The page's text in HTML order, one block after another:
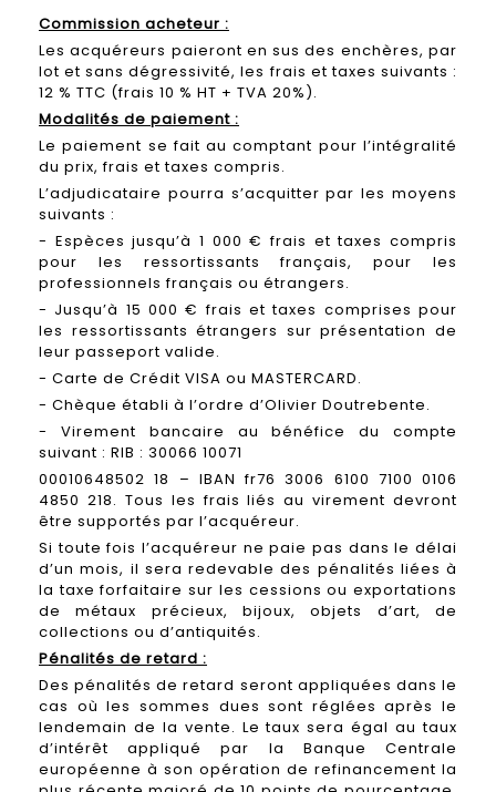
Commission acheteur :
Les acquéreurs paieront en sus des enchères, par
lot et sans dégressivité, les frais et taxes suivants :
12 % TTC (frais 10 % HT + TVA 20%).
Modalités de paiement :
Le paiement se fait au comptant pour l’intégralité
du prix, frais et taxes compris.
L’adjudicataire pourra s’acquitter par les moyens
suivants :
- Espèces jusqu’à 1 000 € frais et taxes compris
pour les ressortissants français, pour les
professionnels français ou étrangers.
- Jusqu’à 15 000 € frais et taxes comprises pour
les ressortissants étrangers sur présentation de
leur passeport valide.
- Carte de Crédit VISA ou MASTERCARD.
- Chèque établi à l’ordre d’Olivier Doutrebente.
- Virement bancaire au bénéfice du compte
suivant : RIB : 30066 10071
00010648502 18 – IBAN fr76 3006 6100 7100 0106
4850 218. Tous les frais liés au virement devront
être supportés par l’acquéreur.
Si toute fois l’acquéreur ne paie pas dans le délai
d’un mois, il sera redevable des pénalités liées à
la taxe forfaitaire sur les cessions ou exportations
de métaux précieux, bijoux, objets d’art, de
collections ou d’antiquités.
Pénalités de retard :
Des pénalités de retard seront appliquées dans le
cas où les sommes dues sont réglées après le
lendemain de la vente. Le taux sera égal au taux
d’intérêt appliqué par la Banque Centrale
européenne à son opération de refinancement la